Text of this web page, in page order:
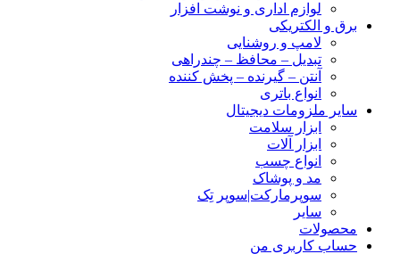
لوازم اداری و نوشت افزار
برق و الکتریکی
لامپ و روشنایی
تبدیل – محافظ – چندراهی
آنتن – گیرنده – پخش کننده
انواع باتری
سایر ملزومات دیجیتال
ابزار سلامت
ابزار آلات
انواع چسب
مد و پوشاک
سوپرمارکت|سوپر تِک
سایر
محصولات
حساب کاربری من